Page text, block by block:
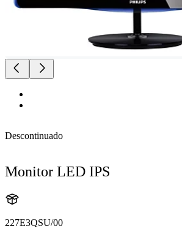
Descontinuado
Monitor LED IPS
227E3QSU/00